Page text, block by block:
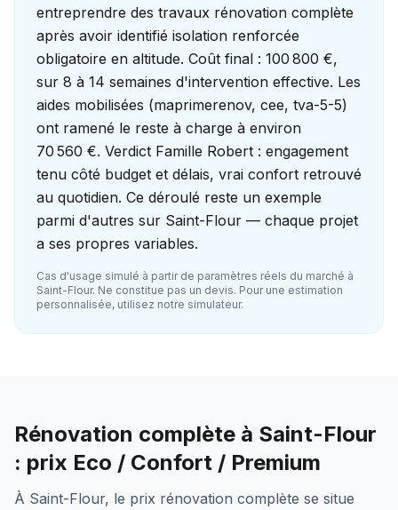
entreprendre des travaux rénovation complète
après avoir identifié isolation renforcée
obligatoire en altitude. Coût final : 100 800 €,
sur 8 à 14 semaines d'intervention effective. Les
aides mobilisées (maprimerenov, cee, tva-5-5)
ont ramené le reste à charge à environ
70 560 €. Verdict Famille Robert : engagement
tenu côté budget et délais, vrai confort retrouvé
au quotidien. Ce déroulé reste un exemple
parmi d'autres sur Saint-Flour — chaque projet
a ses propres variables.
Cas d'usage simulé à partir de paramètres réels du marché à
Saint-Flour. Ne constitue pas un devis. Pour une estimation
personnalisée, utilisez notre simulateur.
Rénovation complète à Saint-Flour
: prix Eco / Confort / Premium
À Saint-Flour, le prix rénovation complète se situe